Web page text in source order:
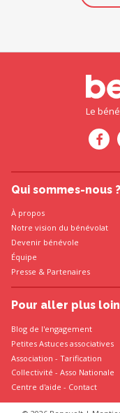
Le
Qui sommes-nous ?
À propos
Notre vision du bénévolat
Devenir bénévole
Équipe
Presse & Partenaires
Pour aller plus loin
Blog de l'engagement
Petites Astuces associatives
Association - Tarification
Collectivité - Asso Nationale
Centre d'aide - Contact